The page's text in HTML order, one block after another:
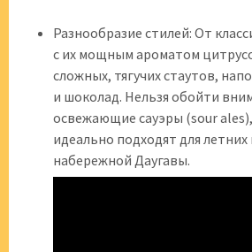
Разнообразие стилей: От
с их мощным ароматом
сложных, тягучих стаутов,
и шоколад. Нельзя обойти
освежающие сауэры (sour
идеально подходят для летних
набережной Даугавы.